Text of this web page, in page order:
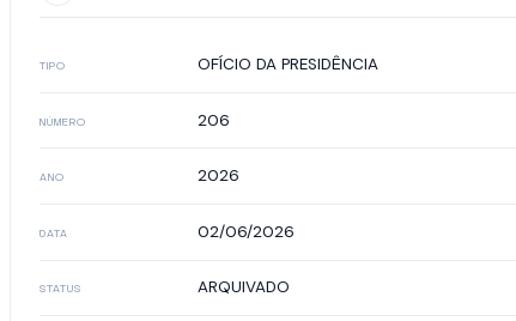
TIPO OFÍCIO DA PRESIDÊNCIA
NÚMERO 206
ANO 2026
DATA 02/06/2026
STATUS ARQUIVADO